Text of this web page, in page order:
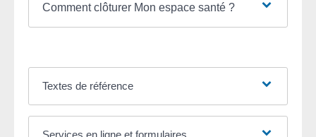
Comment clôturer Mon espace santé ?
Textes de référence